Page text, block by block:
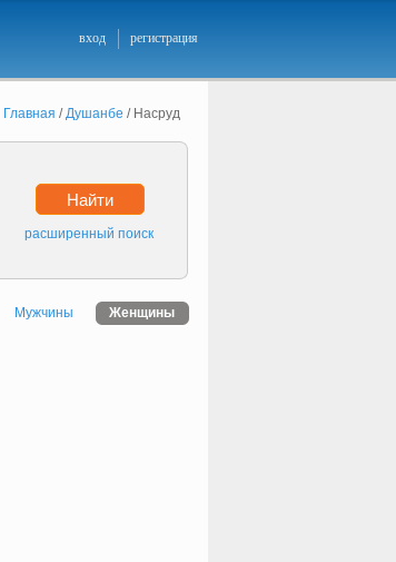
вход регистрация
Главная /Душанбе / Насруд
Найти
расширенный поиск
Мужчины Женщины